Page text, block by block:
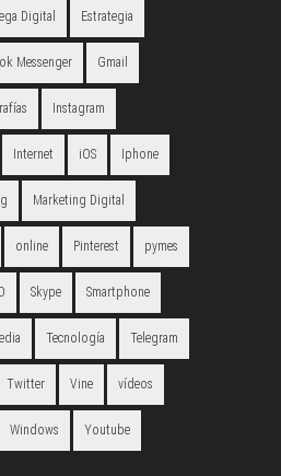
Digital Estrategia
Messenger Gmail
Instagram
Internet iOS Iphone
Marketing Digital
online Pinterest pymes
Skype Smartphone
Tecnología Telegram
Twitter Vine vídeos
Windows Youtube